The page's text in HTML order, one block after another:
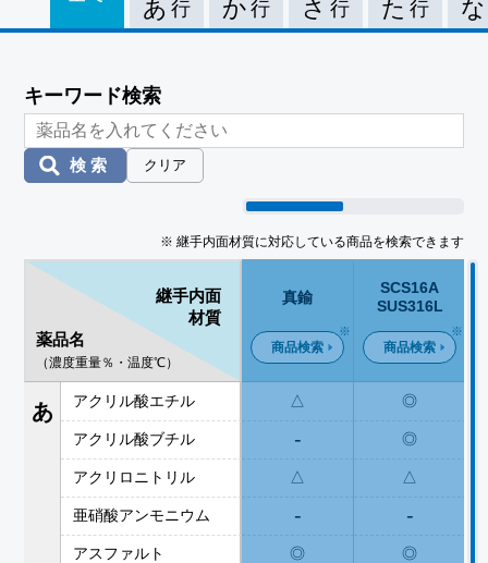
あ 行 か 行 さ 行 た 行 な
キーワード検索
検索 クリア
※ 継手内面材質に対応している商品を検索できます
継手内面
材質
薬品名
（濃度重量％・温度℃）
真鍮
商品検索
SCS16A
SUS316L
商品検索
あ アクリル酸エチル △ ◎
アクリル酸ブチル - ◎
アクリロニトリル △ △
亜硝酸アンモニウム - -
アスファルト ◎ ◎